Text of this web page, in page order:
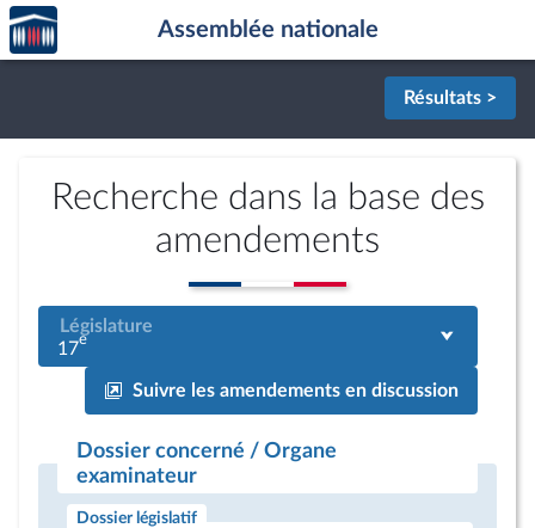
Aller au contenu
Aller en bas de la page
Accèder
à la
page
Assemblée nationale
Résultats >
Recherche dans la base des
amendements
Législature
17e
Suivre les amendements en discussion
Dossier concerné / Organe
examinateur
Dossier législatif